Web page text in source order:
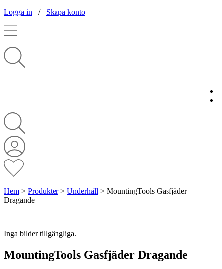
Logga in / Skapa konto
Hem > Produkter> Underhåll > MountingTools Gasfjäder
Dragande
Inga bilder tillgängliga.
MountingTools Gasfjäder Dragande